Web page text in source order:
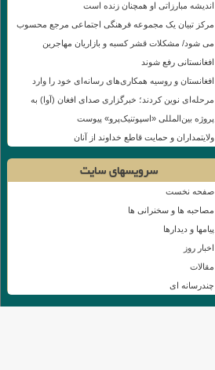
اندیشه مبارزاتی او همچنان زنده است
مرکز تبیان یک مجموعه فرهنگی اجتماعی مرجع محسوب
می شود/ مشکلات قشر کسبه و بازاریان مهاجرین
افغانستانی رفع شوند
افغانستان و روسیه همکاری‌های رسانه‌ای خود را وارد
مرحله‌ای نوین کردند؛ خبرگزاری صدای افغان (آوا) به
پروژه بین‌المللی «اسپوتنیک‌پرو» پیوست
ولایتمداران و حمایت قاطع خداوند از آنان
سرویسهای سایت
صفحه نخست
مصاحبه ها و سخنرانی ها
پیامها و دیدارها
اخبار روز
مقالات
چندرسانه ای